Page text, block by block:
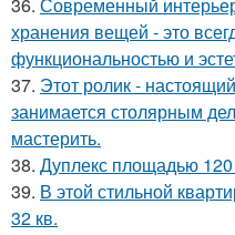
хранения вещей - это
функциональностью и
37. Этот ролик -
занимается столярным
мастерить.
38. Дуплекс площадью 120
39. В этой стильной
32 кв.